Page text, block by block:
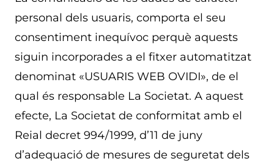
personal dels usuaris, comporta el seu
consentiment inequívoc perquè aquests
siguin incorporades a el fitxer automatitzat
denominat «USUARIS WEB OVIDI», de el
qual és responsable La Societat. A aquest
efecte, La Societat de conformitat amb el
Reial decret 994/1999, d’11 de juny
d’adequació de mesures de seguretat dels